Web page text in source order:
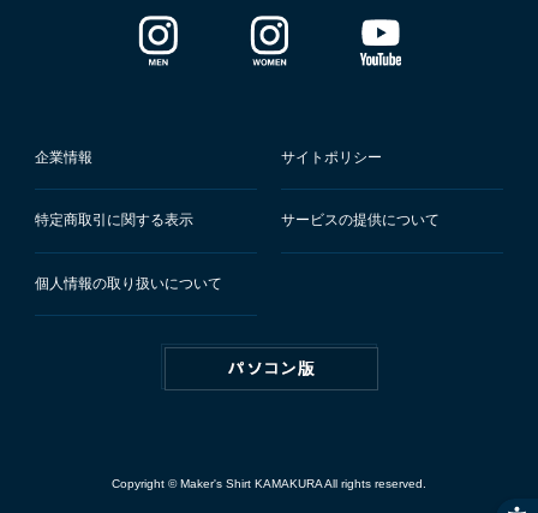
企業情報 サイトポリシー
特定商取引に関する表示 サービスの提供について
個人情報の取り扱いについて
Copyright © Maker's Shirt KAMAKURA All rights reserved.